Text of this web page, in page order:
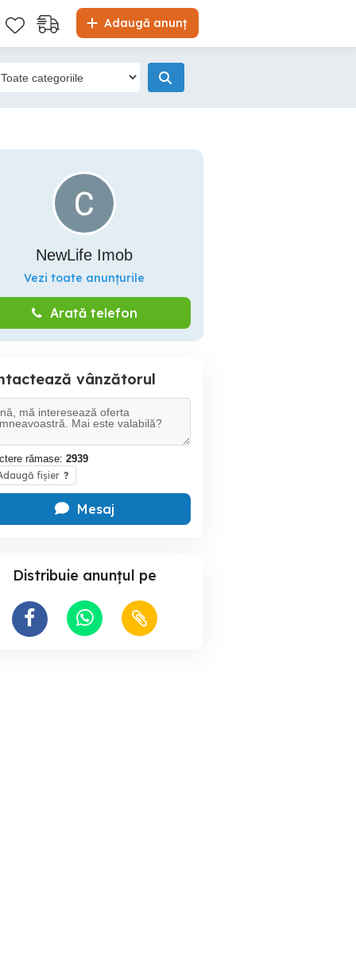
Adaugă anunț
NewLife Imob
Vezi toate anunțurile
Arată telefon
vânzătorul
rămase: 2939
fișier ?
Mesaj
Distribuie anunțul pe